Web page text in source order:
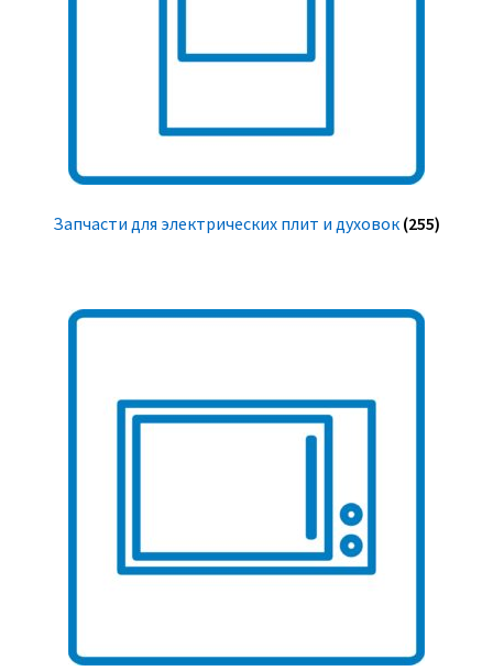
Запчасти для электрических плит и духовок (255)